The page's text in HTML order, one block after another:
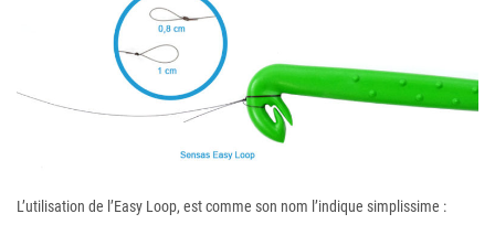
L’utilisation de l’Easy Loop, est comme son nom l’indique simplissime :